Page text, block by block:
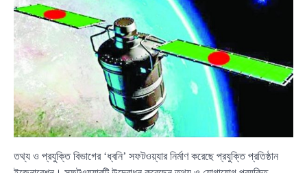
তথ্য ও প্রযুক্তি বিভাগের ‘ধ্বনি’ সফটওয়্যার নির্মাণ করেছে প্রযুক্তি প্রতিষ্ঠান